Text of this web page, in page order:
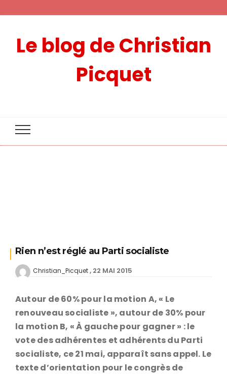
Le blog de Christian
Picquet
Rien n’est réglé au Parti socialiste
Christian_Picquet 22 MAI 2015
Autour de 60% pour la motion A, « Le
renouveau socialiste », autour de 30% pour
la motion B, « À gauche pour gagner » : le
vote des adhérentes et adhérents du Parti
socialiste, ce 21 mai, apparaît sans appel. Le
texte d’orientation pour le congrès de